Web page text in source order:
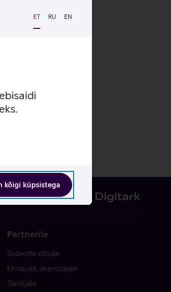
ET RU EN
kõigi küpsistega
Partnerile
Sideettevõtjale
Ehitajale, arendajale
Tarnijale